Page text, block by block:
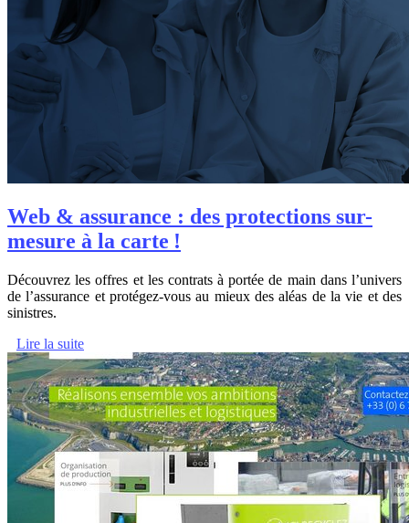
Web & assurance : des protections sur-
mesure à la carte !
Découvrez les offres et les contrats à portée de main dans l’univers
de l’assurance et protégez-vous au mieux des aléas de la vie et des
sinistres.
Lire la suite